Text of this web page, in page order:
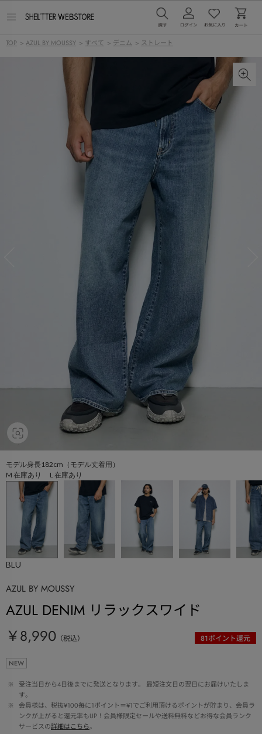
ー
TOP > AZUL BY MOUSSY > すべて > デニム > ストレート
モデル身長182cm（モデル丈着用）
M 在庫あり L 在庫あり
BLU
AZUL BY MOUSSY
AZUL DENIM リラックスワイド
￥8,990 （税込） 81ポイント還元
NEW
※
受注当日から4日後までに発送となります。 最短注文日の翌日にお届けいたしま
す。
※
会員様は、税抜¥100毎に1ポイント＝¥1でご利用頂けるポイントが貯まり、会員ラ
ンクが上がると還元率もUP！会員様限定セールや送料無料などお得な会員ランク
サービスの詳細はこちら。